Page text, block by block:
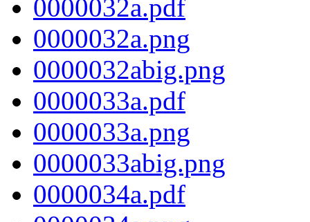
0000032a.pdf
0000032a.png
0000032abig.png
0000033a.pdf
0000033a.png
0000033abig.png
0000034a.pdf